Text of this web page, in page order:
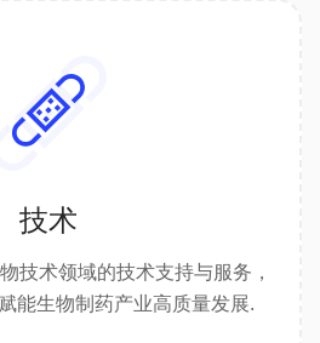
技术
技术领域的技术支持与服务，
能生物制药产业高质量发展.